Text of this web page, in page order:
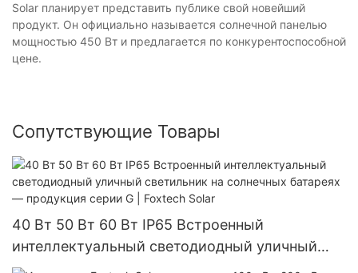
Solar планирует представить публике свой новейший
продукт. Он официально называется солнечной панелью
мощностью 450 Вт и предлагается по конкурентоспособной
цене.
Сопутствующие Товары
40 Вт 50 Вт 60 Вт IP65 Встроенный
интеллектуальный светодиодный уличный
светильник на солнечных батареях —